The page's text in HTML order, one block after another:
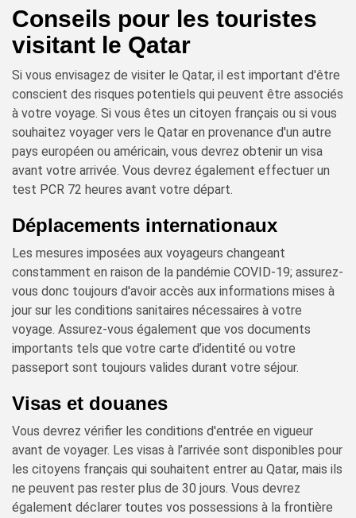
Conseils pour les touristes
visitant le Qatar
Si vous envisagez de visiter le Qatar, il est important d'être
conscient des risques potentiels qui peuvent être associés
à votre voyage. Si vous êtes un citoyen français ou si vous
souhaitez voyager vers le Qatar en provenance d'un autre
pays européen ou américain, vous devrez obtenir un visa
avant votre arrivée. Vous devrez également effectuer un
test PCR 72 heures avant votre départ.
Déplacements internationaux
Les mesures imposées aux voyageurs changeant
constamment en raison de la pandémie COVID-19; assurez-
vous donc toujours d'avoir accès aux informations mises à
jour sur les conditions sanitaires nécessaires à votre
voyage. Assurez-vous également que vos documents
importants tels que votre carte d’identité ou votre
passeport sont toujours valides durant votre séjour.
Visas et douanes
Vous devrez vérifier les conditions d'entrée en vigueur
avant de voyager. Les visas à l’arrivée sont disponibles pour
les citoyens français qui souhaitent entrer au Qatar, mais ils
ne peuvent pas rester plus de 30 jours. Vous devrez
également déclarer toutes vos possessions à la frontière